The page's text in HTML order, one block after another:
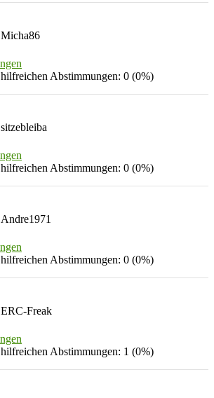
Abstimmungen: 0 (0%)
Micha86
Abstimmungen: 0 (0%)
sitzebleiba
Abstimmungen: 0 (0%)
Andre1971
Abstimmungen: 1 (0%)
ERC-Freak